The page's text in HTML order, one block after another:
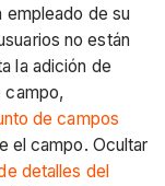
empleado de su
no están
la adición de
campo,
de campos
el campo. Ocultar
detalles del